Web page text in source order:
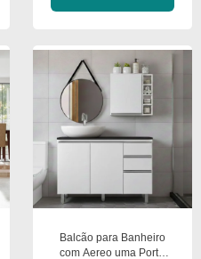
Balcão para Banheiro
com Aereo uma Porta